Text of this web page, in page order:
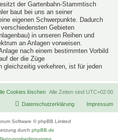
der Gartenbahn-Stammtisch
baut bei uns an seiner
eigenen Schwerpunkte. Dadurch
Gebieten
in unseren Reihen und
an Anlagen vorweisen.
nach einem bestimmten Vorbild
der die Züge
gleichzeitig verkehren, ist für jeden
Alle Zeiten sind UTC+02:00
Cookies löschen
Impressum
Datenschutzerklärung
Software © phpBB Limited
durch phpBB.de
Nutzungsbedingungen